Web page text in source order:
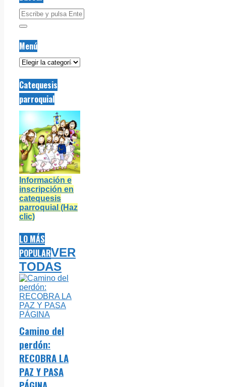
Menú
Menú
Catequesis
parroquial
Información e
inscripción en
catequesis
parroquial (Haz
clic)
LO MÁS
POPULARVER
TODAS
Camino del
perdón:
RECOBRA LA
PAZ Y PASA